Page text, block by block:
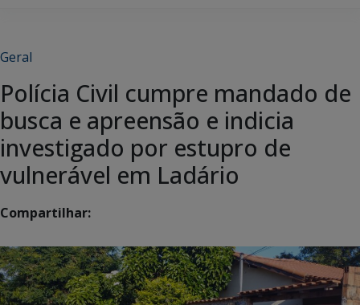
Geral
Polícia Civil cumpre mandado de
busca e apreensão e indicia
investigado por estupro de
vulnerável em Ladário
Compartilhar: